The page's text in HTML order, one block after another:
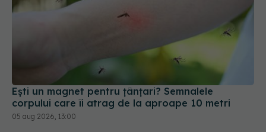
Ești un magnet pentru țânțari? Semnalele
corpului care îi atrag de la aproape 10 metri
05 aug 2026, 13:00